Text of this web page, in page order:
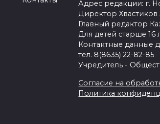
Адрес редакции: г.
Директор
Главный редактор
Для детей старше 16
Контактные данные
тел. 8(8635) 22-82-85
Учредитель -
Согласие на
Политика